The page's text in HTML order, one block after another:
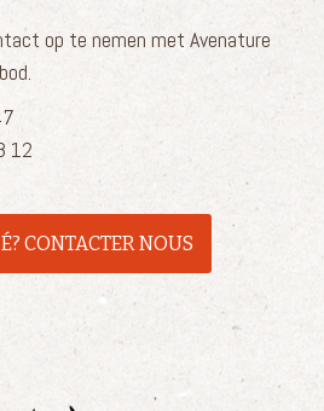
op te nemen met Avenature
12
CONTACTER NOUS